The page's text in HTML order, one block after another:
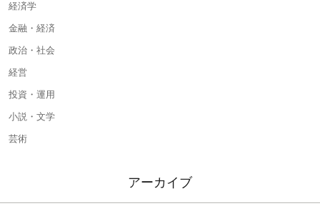
経済学
金融・経済
政治・社会
経営
投資・運用
小説・文学
芸術
アーカイブ